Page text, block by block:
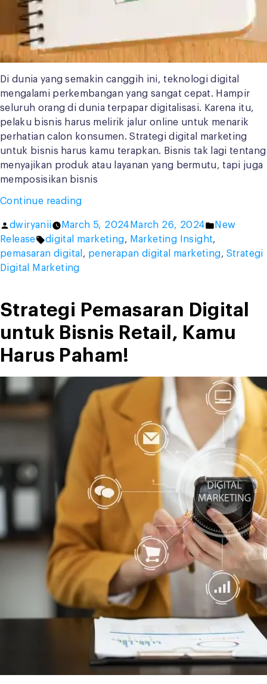
Di dunia yang semakin canggih ini, teknologi digital
mengalami perkembangan yang sangat cepat. Hampir
seluruh orang di dunia terpapar digitalisasi. Karena itu,
pelaku bisnis harus melirik jalur online untuk menarik
perhatian calon konsumen. Strategi digital marketing
untuk bisnis harus kamu terapkan. Bisnis tak lagi tentang
menyajikan produk atau layanan yang bermutu, tapi juga
memposisikan bisnis
Continue reading“Navigasi
Strategi
Digital
Marketing
Anda”
Posted
by
dwiryanii March 5, 2024 March 26, 2024
Posted
New
Release
Tags:
digital marketing, Marketing Insight,
pemasaran digital , penerapan digital marketing, Strategi
Digital Marketing
Strategi Pemasaran Digital
untuk Bisnis Retail, Kamu
Harus Paham!